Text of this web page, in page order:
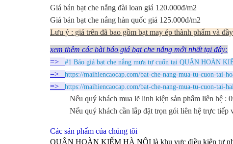
Giá bán bạt che nắng đài loan giá 120.000đ/m2
Giá bán bạt che nắng hàn quốc giá 125.000đ/m2
Lưu ý : giá trên đã bao gồm bạt may ép thành phẩm và
xem thêm các bài báo giá bạt che nắng mới nhất tại đây:
=> #1 Báo giá bạt che nắng mưa tự cuốn tại QUẬN HOÀN
=> https://maihiencaocap.com/bat-che-nang-mua-tu-cuon-tai-
=> https://maihiencaocap.com/bat-che-nang-mua-tu-cuon-tai-
Nếu quý khách mua lẽ linh kiện sản phẩm liên hệ :
Nếu quý khách cần lắp đặt trọn gói liên hệ trực tiếp
Các sản phẩm của chúng tôi
QUẬN HOÀN KIẾM HÀ NỘI là khu vực điều kiện tự